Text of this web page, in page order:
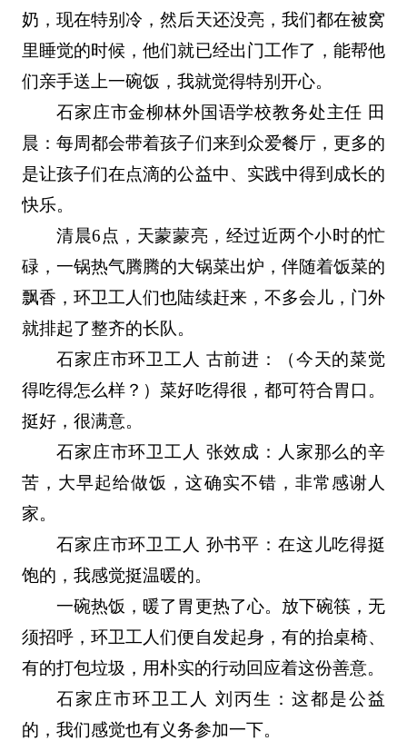
奶，现在特别冷，然后天还没亮，我们都在被窝
里睡觉的时候，他们就已经出门工作了，能帮他
们亲手送上一碗饭，我就觉得特别开心。
石家庄市金柳林外国语学校教务处主任 田
晨：每周都会带着孩子们来到众爱餐厅，更多的
是让孩子们在点滴的公益中、实践中得到成长的
快乐。
清晨6点，天蒙蒙亮，经过近两个小时的忙
碌，一锅热气腾腾的大锅菜出炉，伴随着饭菜的
飘香，环卫工人们也陆续赶来，不多会儿，门外
就排起了整齐的长队。
石家庄市环卫工人 古前进：（今天的菜觉
得吃得怎么样？）菜好吃得很，都可符合胃口。
挺好，很满意。
石家庄市环卫工人 张效成：人家那么的辛
苦，大早起给做饭，这确实不错，非常感谢人
家。
石家庄市环卫工人 孙书平：在这儿吃得挺
饱的，我感觉挺温暖的。
一碗热饭，暖了胃更热了心。放下碗筷，无
须招呼，环卫工人们便自发起身，有的抬桌椅、
有的打包垃圾，用朴实的行动回应着这份善意。
石家庄市环卫工人 刘丙生：这都是公益
的，我们感觉也有义务参加一下。